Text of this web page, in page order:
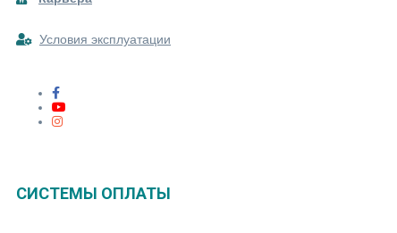
Условия эксплуатации
СИСТЕМЫ ОПЛАТЫ